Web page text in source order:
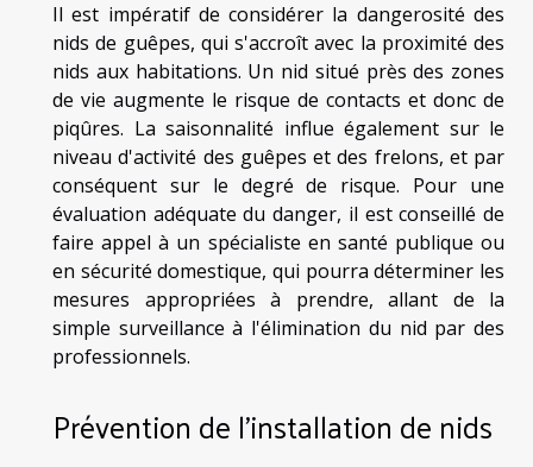
Il est impératif de considérer la dangerosité des
nids de guêpes, qui s'accroît avec la proximité des
nids aux habitations. Un nid situé près des zones
de vie augmente le risque de contacts et donc de
piqûres. La saisonnalité influe également sur le
niveau d'activité des guêpes et des frelons, et par
conséquent sur le degré de risque. Pour une
évaluation adéquate du danger, il est conseillé de
faire appel à un spécialiste en santé publique ou
en sécurité domestique, qui pourra déterminer les
mesures appropriées à prendre, allant de la
simple surveillance à l'élimination du nid par des
professionnels.
Prévention de l'installation de nids